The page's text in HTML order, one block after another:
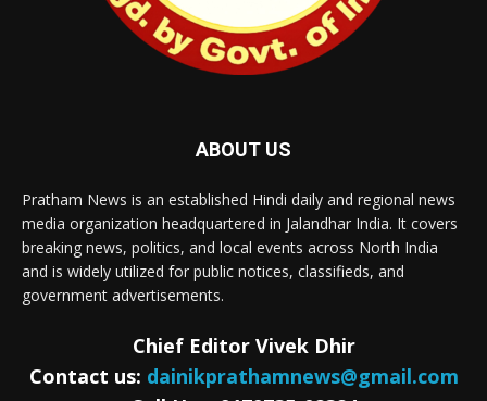
ABOUT US
Pratham News is an established Hindi daily and regional news
media organization headquartered in Jalandhar India. It covers
breaking news, politics, and local events across North India
and is widely utilized for public notices, classifieds, and
government advertisements.
Chief Editor Vivek Dhir
Contact us: dainikprathamnews@gmail.com